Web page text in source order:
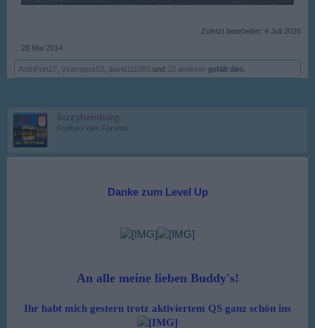
Zuletzt bearbeitet: 4 Juli 2026
28 Mai 2014
ArdriPort27 Viracopos52 david111983 und 22 anderen gefällt dies.
fuzzyhamburg
Freiherr des Forums
Danke zum Level Up
An alle meine lieben Buddy's!
Ihr habt mich gestern trotz aktiviertem QS ganz schön ins